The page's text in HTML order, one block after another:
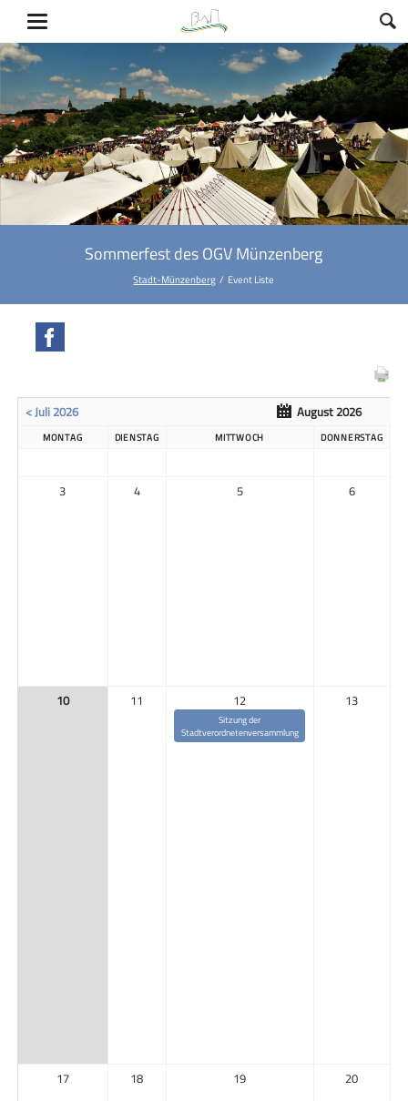
Sommerfest des OGV Münzenberg
Stadt-Münzenberg Event Liste
< Juli 2026 August 2026
MONTAG DIENSTAG MITTWOCH DONNERSTAG
3 4 5 6
10 11 12
Sitzung der
Stadtverordnetenversammlung
13
17 18 19 20